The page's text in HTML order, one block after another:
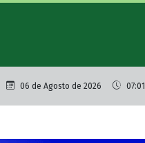
06 de Agosto de 2026